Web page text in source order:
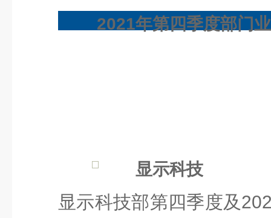
2021年第四季度部门
显示科技
显示科技部第四季度及